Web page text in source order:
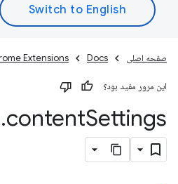
صفحه اصلی Docs
Extensions
این مرور مفید بود؟
.contentSettings